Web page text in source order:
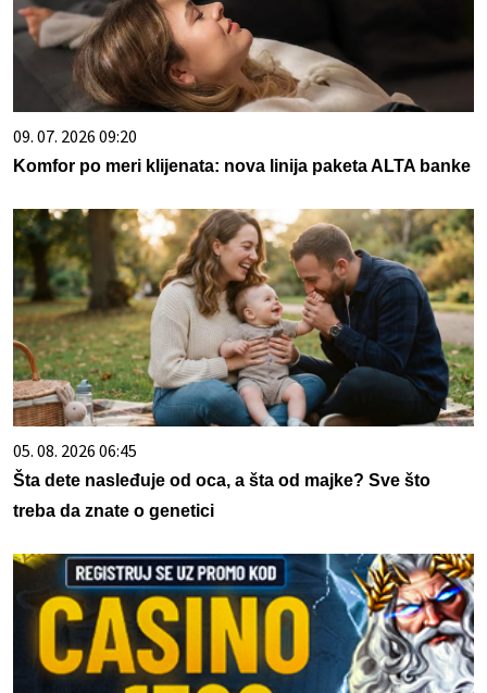
09. 07. 2026 09:20
Komfor po meri klijenata: nova linija paketa ALTA banke
05. 08. 2026 06:45
Šta dete nasleđuje od oca, a šta od majke? Sve što
treba da znate o genetici